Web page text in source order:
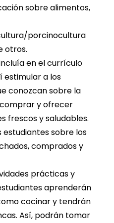
sobre alimentos,
porcinocultura
otros.
en el currículo
estimular a los
conozcan sobre la
y ofrecer
frescos y saludables.
estudiantes sobre los
comprados y
prácticas y
aprenderán
cocinar y tendrán
Así, podrán tomar